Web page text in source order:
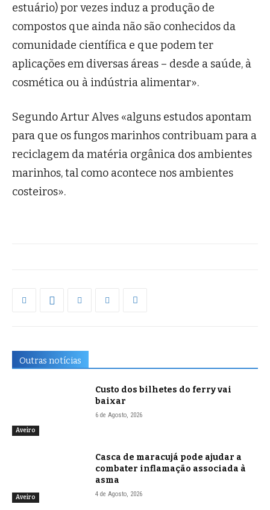
estuário) por vezes induz a produção de
compostos que ainda não são conhecidos da
comunidade científica e que podem ter
aplicações em diversas áreas – desde a saúde, à
cosmética ou à indústria alimentar».
Segundo Artur Alves «alguns estudos apontam
para que os fungos marinhos contribuam para a
reciclagem da matéria orgânica dos ambientes
marinhos, tal como acontece nos ambientes
costeiros».
Outras notícias
Aveiro
Custo dos bilhetes do ferry vai
baixar
6 de Agosto, 2026
Aveiro
Casca de maracujá pode ajudar a
combater inflamação associada à
asma
4 de Agosto, 2026